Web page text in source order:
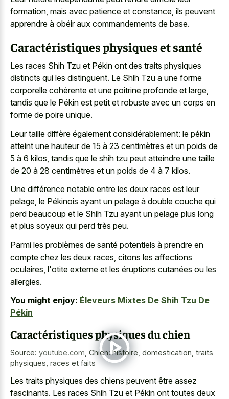
formation, mais avec patience et constance, ils peuvent
apprendre à obéir aux commandements de base.
Caractéristiques physiques et santé
Les races Shih Tzu et Pékin ont des traits physiques
distincts qui les distinguent. Le Shih Tzu a une forme
corporelle cohérente et une poitrine profonde et large,
tandis que le Pékin est petit et robuste avec un corps en
forme de poire unique.
Leur taille diffère également considérablement: le pékin
atteint une hauteur de 15 à 23 centimètres et un poids de
5 à 6 kilos, tandis que le shih tzu peut atteindre une taille
de 20 à 28 centimètres et un poids de 4 à 7 kilos.
Une différence notable entre les deux races est leur
pelage, le Pékinois ayant un pelage à double couche qui
perd beaucoup et le Shih Tzu ayant un pelage plus long
et plus soyeux qui perd très peu.
Parmi les problèmes de santé potentiels à prendre en
compte chez les deux races, citons les affections
oculaires, l'otite externe et les éruptions cutanées ou les
allergies.
You might enjoy: Éleveurs Mixtes De Shih Tzu De
Pékin
Caractéristiques physiques du chien
Source: youtube.com Chien: histoire, domestication, traits
physiques, races et faits
Les traits physiques des chiens peuvent être assez
fascinants. Les races Shih Tzu et Pékin ont toutes deux